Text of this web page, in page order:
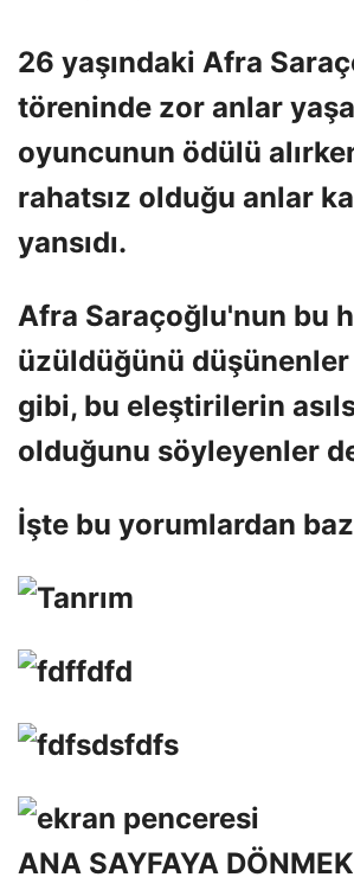
26 yaşındaki Afra
töreninde zor anlar
oyuncunun ödülü
rahatsız olduğu anlar
yansıdı.
Afra Saraçoğlu'nun bu
üzüldüğünü
gibi, bu eleştirilerin
olduğunu söyleyenler
İşte bu yorumlardan
ANA SAYFAYA